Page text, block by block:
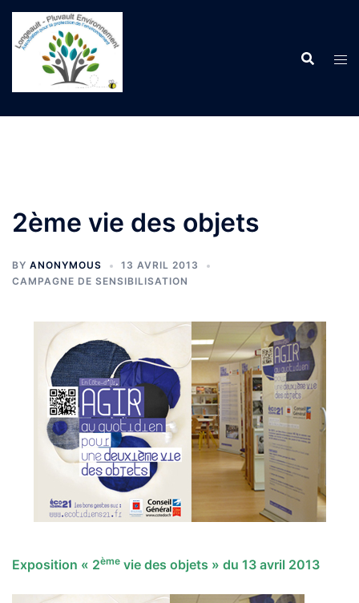
Aller
contenu
2ème vie des objets
BY ANONYMOUS
13 AVRIL 2013
CAMPAGNE DE SENSIBILISATION
Exposition « 2ème vie des objets » du 13 avril 2013